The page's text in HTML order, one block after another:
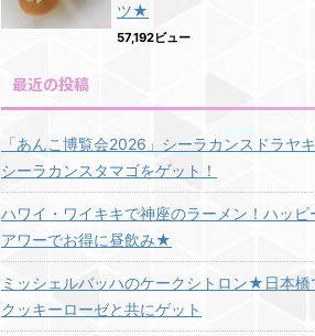
ツ★
57,192ビュー
最近の投稿
「あんこ博覧会2026」シーラカンスドラヤ
シーラカンスタマゴをゲット！
ハワイ・ワイキキで神座のラーメン！ハッピ
アワーでお得に昼飲み★
ミッシェルバッハのケークシトロン★日本橋
クッキーローゼと共にゲット